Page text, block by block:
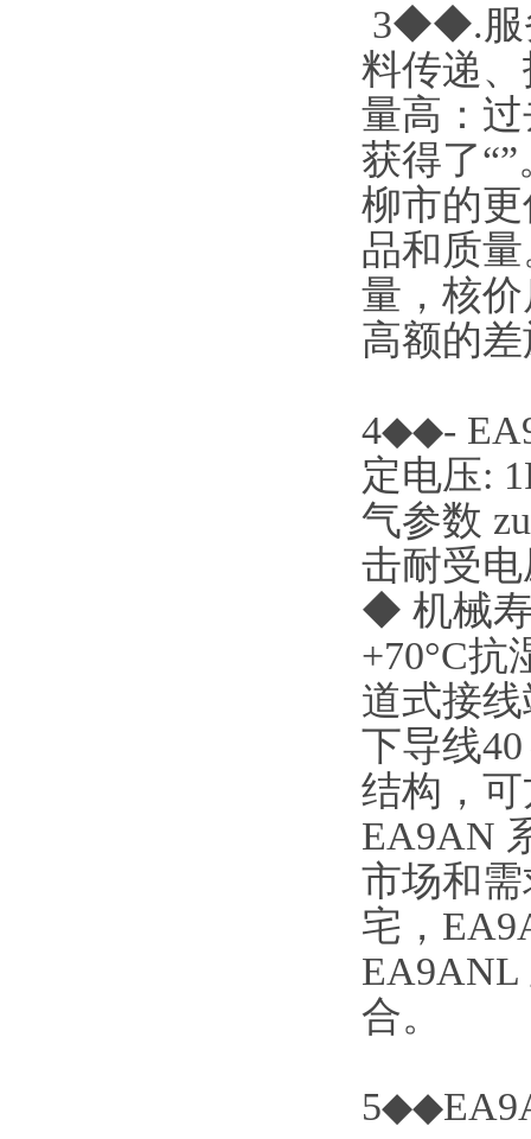
3◆◆.服
料传递
量高：
获得了
柳市的
品和质
量，核
高额的
4◆◆-
定电压:
气参数
击耐受
◆ 机械寿
+70°C
道式接
下导线
结构，
EA9AN
市场和
宅，
EA9ANL
合。